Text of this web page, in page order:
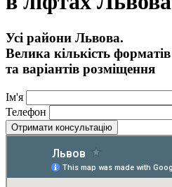
Усі райони Львова.
Велика кількість форматів
та варіантів розміщення
Ім'я
Телефон